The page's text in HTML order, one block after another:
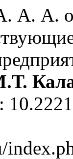
А. о.